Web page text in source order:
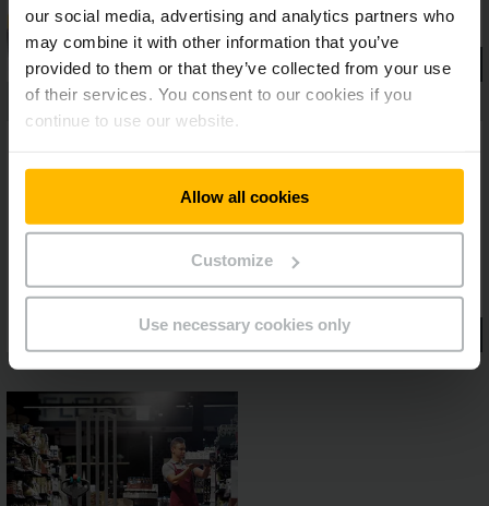
our social media, advertising and analytics partners who
may combine it with other information that you’ve
provided to them or that they’ve collected from your use
of their services. You consent to our cookies if you
continue to use our website.
Allow all cookies
Customize
Use necessary cookies only